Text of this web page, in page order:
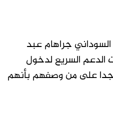
السوداني جراهام عبد
الدعم السريع لدخول
على من وصفهم بأنهم